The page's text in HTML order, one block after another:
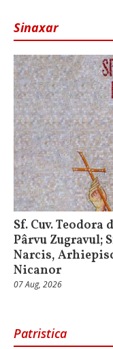
Sinaxar
Sf. Cuv. Teodora
Pârvu Zugravul;
Narcis,
Nicanor
07 Aug, 2026
Patristica